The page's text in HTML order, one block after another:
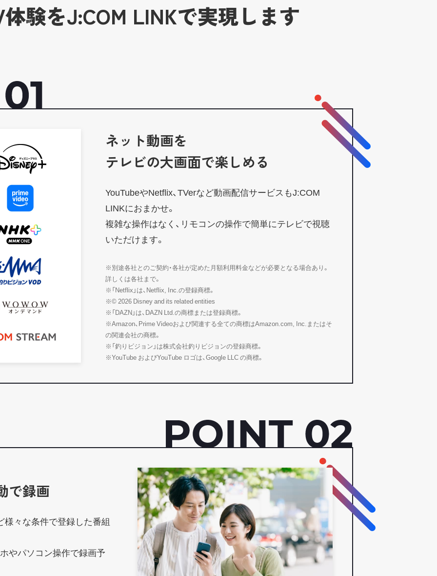
験をJ:COM LINKで実現します
ネット動画を
テレビの大画面で楽しめる
YouTubeやNetflix、TVerなど動画配信サービスもJ:COM
LINKにおまかせ。
複雑な操作はなく、リモコンの操作で簡単にテレビで視聴
いただけます。
※別途各社とのご契約・各社が定めた月額利用料金などが必要となる場合あり。
詳しくは各社まで。
※「Netflix」は、Netflix, Inc.の登録商標。
※© 2026 Disney and its related entities
※「DAZN」は、DAZN Ltd.の商標または登録商標。
※Amazon、Prime Videoおよび関連する全ての商標はAmazon.com, Inc.またはそ
の関連会社の商標。
※「釣りビジョン」は株式会社釣りビジョンの登録商標。
※YouTube およびYouTube ロゴは、Google LLC の商標。
で録画
様々な条件で登録した番組
やパソコン操作で録画予